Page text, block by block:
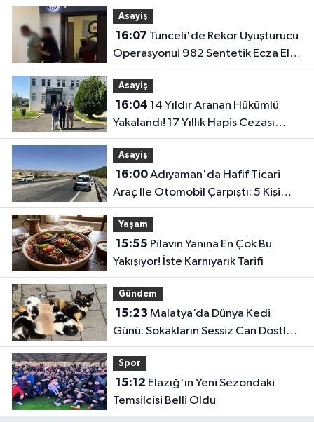
Asayiş
16:07
Operasyonu! 982 Sentetik Ecza Ele
Geçirildi..
Asayiş
16:04
Yakalandı! 17 Yıllık Hapis Cezası
Bulunuyordu..
Asayiş
16:00Adıyaman'da Hafif Ticari
Araç İle Otomobil Çarpıştı: 5 Kişi
Yaralandı
Yaşam
15:55
Yakışıyor! İşte Karnıyarık Tarifi
Gündem
15:23
Günü: Sokakların Sessiz Can Dostları
Gündemde
Spor
15:12
Temsilcisi Belli Oldu